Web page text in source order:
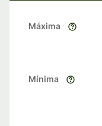
Máxima
Mínima